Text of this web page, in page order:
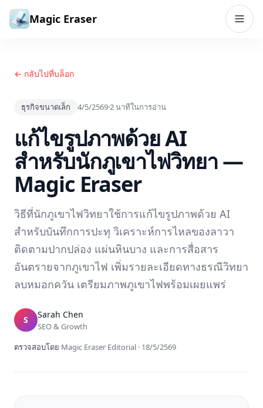
ข้ามไปยังเนื้อหา
Magic Eraser
← กลับไปที่บล็อก
ธุรกิจขนาดเล็ก 4/5/2569·2นาทีในการอ่าน
แก้ไขรูปภาพด้วย AI
สำหรับนักภูเขาไฟวิทยา —
Magic Eraser
วิธีที่นักภูเขาไฟวิทยาใช้การแก้ไขรูปภาพด้วย AI
สำหรับบันทึกการปะทุ วิเคราะห์การไหลของลาวา
ติดตามปากปล่อง แผ่นหินบาง และการสื่อสาร
อันตรายจากภูเขาไฟ เพิ่มรายละเอียดทางธรณีวิทยา
ลบหมอกควัน เตรียมภาพภูเขาไฟพร้อมเผยแพร่
S Sarah Chen
SEO & Growth
ตรวจสอบโดย Magic Eraser Editorial · 18/5/2569